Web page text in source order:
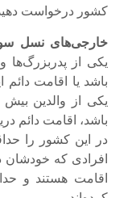
کشور درخواست
خارجی‌های نسل
یکی از پدربزرگ‌ها
باشد یا اقامت
یکی از والدین
باشد، اقامت دائم
در این کشور را
افرادی که خودشان
اقامت هستند و